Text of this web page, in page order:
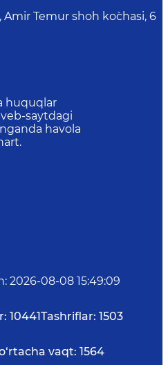
Temur shoh ko`chasi, 6
huquqlar
saytdagi
havola
: 2026-08-08 15:49:09
10441Tashriflar: 1503
vaqt: 1564